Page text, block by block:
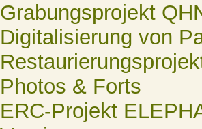
Grabungsprojekt
Digitalisierung von
Photos & Forts
ERC-Projekt